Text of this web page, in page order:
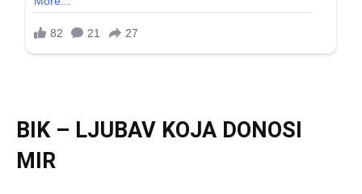
BIK – LJUBAV KOJA DONOSI
MIR